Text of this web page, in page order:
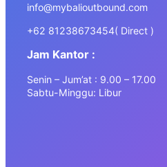
info@mybalioutbound.com
+62 81238673454( Direct )
Jam Kantor :
Senin – Jum’at : 9.00 – 17.00
Sabtu-Minggu: Libur